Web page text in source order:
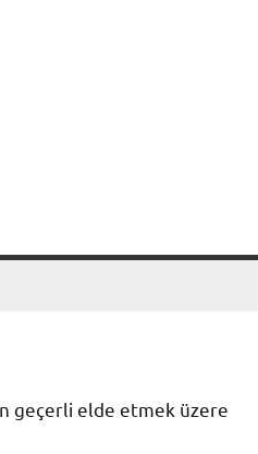
geçerli elde etmek üzere